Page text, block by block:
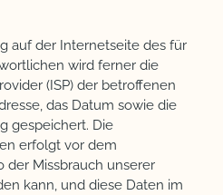
auf der Internetseite des für
wird ferner die
(ISP) der betroffenen
das Datum sowie die
gespeichert. Die
erfolgt vor dem
der Missbrauch unserer
kann, und diese Daten im